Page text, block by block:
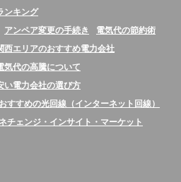
ンキング
アンペア変更の手続き
電気代の節約術
西エリアのおすすめ電力会社
気代の高騰について
い電力会社の選び方
おすすめの光回線（インターネット回線）
チェンジ・インサイト・マーケット